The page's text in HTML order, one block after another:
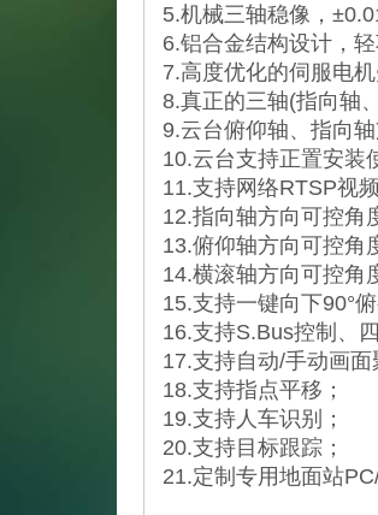
5.机械三轴稳像，
6.铝合金结构设计，
7.高度优化的伺服电
8.真正的三轴(指向轴
9.云台俯仰轴、指向
10.云台支持正置安装
11.支持网络RTSP视
12.指向轴方向可控角
13.俯仰轴方向可控角
14.横滚轴方向可控角
15.支持一键向下90°
16.支持S.Bus控制、
17.支持自动/手动画面
18.支持指点平移；
19.支持人车识别；
20.支持目标跟踪；
21.定制专用地面站